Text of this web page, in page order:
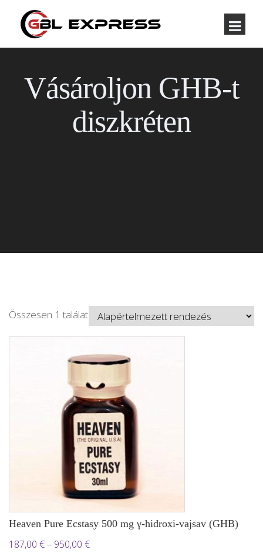
Vásároljon GHB-t
diszkréten
Összesen 1 találat
Heaven Pure Ecstasy 500 mg γ-hidroxi-vajsav (GHB)
187,00 €– 950,00 €Ártartomány: